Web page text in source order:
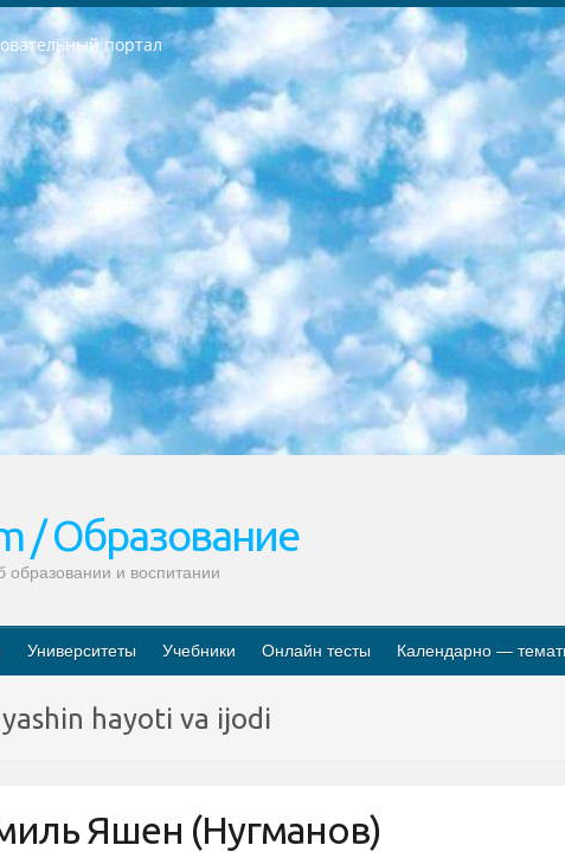
портал
аттестации общего среднего образования выпускной экзамен студентов в образовательных учреждениях в 2023-2024 учебном году В целях организации и прохождения аттестации приказываю: 1. Следующее: перечень предметов, по которым будет проводиться итоговая государственная аттестация и экзамен формы перевода согласно приложению 1; сертификаты международного образца, оценивающие уровень владения иностранными языками перечень согласно приложению 2; 2. Педагогический при специализированных образовательных учреждениях. научно-практический центр квалификации и международной оценки (Д.Давидова) 2024 г. До 25 марта: задания по предметам, по которым будет проводиться итоговая аттестация разработка и утверждение технических условий; итоговая аттестация на основании разработанного предметного задания разработка вопросов по предметам (устно и письменно), экзамен передача; общеобразовательные средние школы и специальные учебные заведения учащиеся выпускных классов школ и интернатов в агентской системе подготовка базы данных экзаменационных материалов и критериев оценки; перевод базы экзаменационных материалов на все языки обучения подать в Республиканский образовательный центр для изготовления; варианты экзаменов на основе разработанных контрольных материалов пусть будут поставлены задачи формирования. 3. Республиканский образовательный центр (Ш.Худайкулов) до 5 апреля 2024 года. до: база данных предоставленных экзаменационных материалов на все языки обучения перевод и экспертиза; для слепых, слабовидящих, глухих, слабослышащих и умственно отсталых детей учащиеся выпускных классов специализированных школ и школ-интернатов база данных экзаменационных материалов на всех преподаваемых языках подготовка критериев оценки; специализированные школы для умственно отсталых детей и технологии для учащихся выпускных классов школ-интернатов разработка соответствующих рекомендаций и критериев проведения ЕГЭ по естествознанию давать задания. 4. Педагогический при специализированных образовательных учреждениях. Научно-практический центр навыков и международной оценки (Д.Давидова), Республика образовательный центр (Худайкулов Ш.) итоговый государственный аттестационный экзамен ориентирован на творческое и логическое мышление при подготовке базы материалов учитывать введение заданий. 5. Следует отметить, что: сертификат государственного образца о знании общеобразовательного предмета и как минимум национальный уровень B1 по предметам на иностранных языках, указанным в Приложении 2. или международно признанный сертификат эквивалентного уровня студенты, изучающие определенный предмет, освобождаются от экзамена; по соответствующим предметам запланирована итоговая государственная аттестация за день до дня, путем жеребьевки Рабочей группой (в письменной форме по предметам, проводимым в форме) из числа сформированных вариантов выбрано 2 варианта; 2 выбранных варианта экзамена анонсированы на официальном сайте министерства и все выпускники по всей стране на основе этих вариантов проводит итоговую государственную аттестацию. 6. Государственное образование учащихся средних общеобразовательных учреждений. знания в соответствии с квалификационными требованиями, которые необходимо приобрести на основании стандартов итоговый (выпускной) контроль для 9 и 11 классов в целях тестирования Экзамены (далее – экзамены) состоят из предметов, перечисленных в приложении 1. будет сделано. 7. Экзамены пройдут с 26 мая по 15 июня 2024 г. (кроме науки физического воспитания). 8. Физическая для учащихся 9 классов общесредних образовательных учреждений. Экзамены по предмету «Образование, квалификация медицина» 1-6 мая 2024 года. сотрудники перевести под присмотр (с отклонениями в физическом или умственном развитии) специализированная школа для детей, школы-интернаты и со сколиозом школы-интернаты санаторного типа для больных детей исключены). 9. Он был слепым, слабовидящим и имел нарушения опорно-двигательного аппарата. экзамены в специализированных школах и интернатах для детей должны проводиться исходя из требований, предъявляемых к общеобразовательным учреждениям (физкультура кроме науки). 10. Специализированная школа для глухих и слабослышащих детей. и экзамены в интернатах и быть реализован в виде письменного теста по математике. 11. Специальность для умственно отсталых детей. Для 9 класса Родной язык и литературное письмо Государственный язык (язык обучения – узбекский). для неклассов) написано Математическое письмо Письменная/устная история Узбекистана Физическое воспитание практично Итоговый контроль Для 11 класса Написание родного языка и литературы (эссе) Математическое письмо Узбекский язык (обучение на узбекском языке) не посещающее общее среднее образование для учреждений)/Образовательное учреждение выбор письменный и устный Иностранный язык письменный/устный Письменная/устная история Узбекистана *По
/ Образование
образовании и воспитании
Университеты Учебники Онлайн тесты Календарно —
hayoti va ijodi
Яшен (Нугманов)